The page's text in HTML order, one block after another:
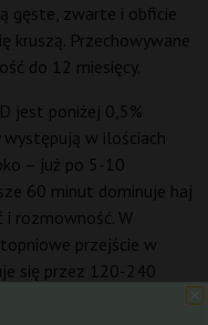
gęste, zwarte i obficie
kruszą. Przechowywane
do 12 miesięcy.
jest poniżej 0,5%
występują w ilościach
– już po 5-10
60 minut dominuje haj
i rozmowność. W
przejście w
się przez 120-240